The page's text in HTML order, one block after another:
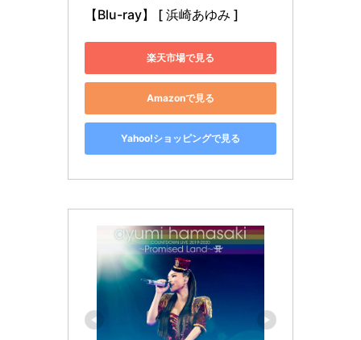
【Blu-ray】 [ 浜崎あゆみ ]
楽天市場で見る
Amazonで見る
Yahoo!ショッピングで見る